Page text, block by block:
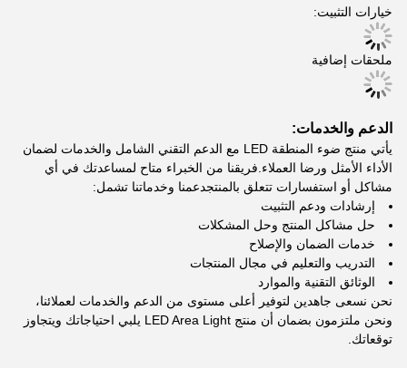
خيارات التثبيت:
ملحقات إضافية
الدعم والخدمات:
يأتي منتج ضوء المنطقة LED مع الدعم التقني الشامل والخدمات لضمان
الأداء الأمثل ورضا العملاء.فريقنا من الخبراء متاح لمساعدتك في أي
مشاكل أو استفسارات تتعلق بالمنتجدعمنا وخدماتنا تشمل:
إرشادات ودعم التثبيت
حل مشاكل المنتج وحل المشكلات
خدمات الضمان والإصلاح
التدريب والتعليم في مجال المنتجات
الوثائق التقنية والموارد
نحن نسعى جاهدين لتوفير أعلى مستوى من الدعم والخدمات لعملائنا،
ونحن ملتزمون بضمان أن منتج LED Area Light يلبي احتياجاتك ويتجاوز
توقعاتك.